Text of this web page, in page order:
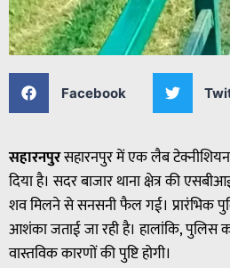
Facebook
सहारनपुरसहारनपुर में एक लैब टेक्नीशियन
दिया है। सदर बाजार थाना क्षेत्र की
शव मिलने से सनसनी फैल गई। प्रारंभिक
आशंका जताई जा रही है। हालांकि, पुलिस
वास्तविक कारणों की पुष्टि होगी।